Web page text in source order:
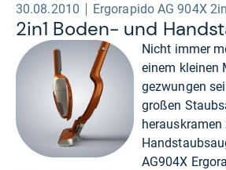
30.08.2010 Ergorapido AG 904X
2in1 Boden-​ und
Nicht immer
einem kleinen
gezwungen
großen
herauskramen
AG904X